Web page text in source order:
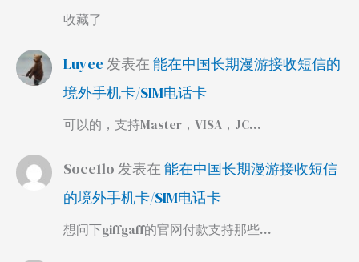
收藏了
Luyee 发表在能在中国长期漫游接收短信的
境外手机卡/SIM电话卡
可以的，支持Master，VISA，JC…
Soce1lo 发表在能在中国长期漫游接收短信
的境外手机卡/SIM电话卡
想问下giffgaff的官网付款支持那些…